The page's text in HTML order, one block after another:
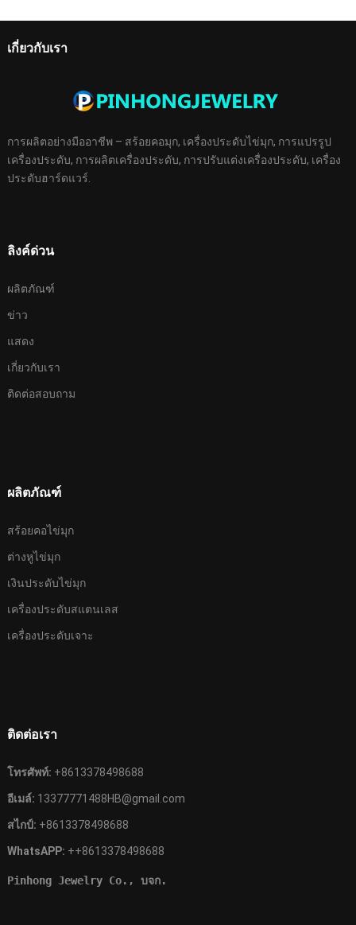
เกี่ยวกับเรา
การผลิตอย่างมืออาชีพ – สร้อยคอมุก, เครื่องประดับไข่มุก, การแปรรูป
เครื่องประดับ, การผลิตเครื่องประดับ, การปรับแต่งเครื่องประดับ, เครื่อง
ประดับฮาร์ดแวร์.
ลิงค์ด่วน
ผลิตภัณฑ์
ข่าว
แสดง
เกี่ยวกับเรา
ติดต่อสอบถาม
ผลิตภัณฑ์
สร้อยคอไข่มุก
ต่างหูไข่มุก
เงินประดับไข่มุก
เครื่องประดับสแตนเลส
เครื่องประดับเจาะ
ติดต่อเรา
โทรศัพท์: +8613378498688
อีเมล์: 13377771488HB@gmail.com
สไกป์: +8613378498688
WhatsAPP: ++8613378498688
Pinhong Jewelry Co., บจก.